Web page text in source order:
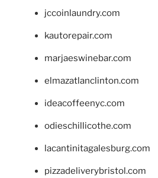
jccoinlaundry.com
kautorepair.com
marjaeswinebar.com
elmazatlanclinton.com
ideacoffeenyc.com
odieschillicothe.com
lacantinitagalesburg.com
pizzadeliverybristol.com